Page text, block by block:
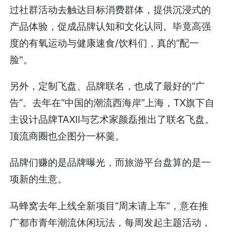
过社群活动去触达目标消费群体，提供沉浸式的
产品体验，促成品牌认知和文化认同。毕竟高强
度的有氧运动与健康速食/饮料们，真的“配一
脸"。
另外，定制飞盘、品牌联名，也成了最好的“广
告”。去年在“中国的潮流西海岸”上海，TX旗下自
主设计品牌TAXII与艺术家颜磊推出了联名飞盘。
顶流商圈也企图分一杯羹。
品牌们赚的是品牌曝光，而旅游平台盘算的是一
项新的生意。
马蜂窝去年上线全新项目“周末请上车”，意在推
广都市青年潮流休闲玩法，每周发起主题活动，